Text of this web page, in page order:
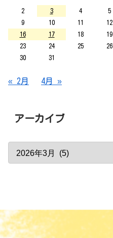
2
3 4 5
9
10 11 12
16
17 18 19
23
24 25 26
30
31
« 2月 4月 »
アーカイブ